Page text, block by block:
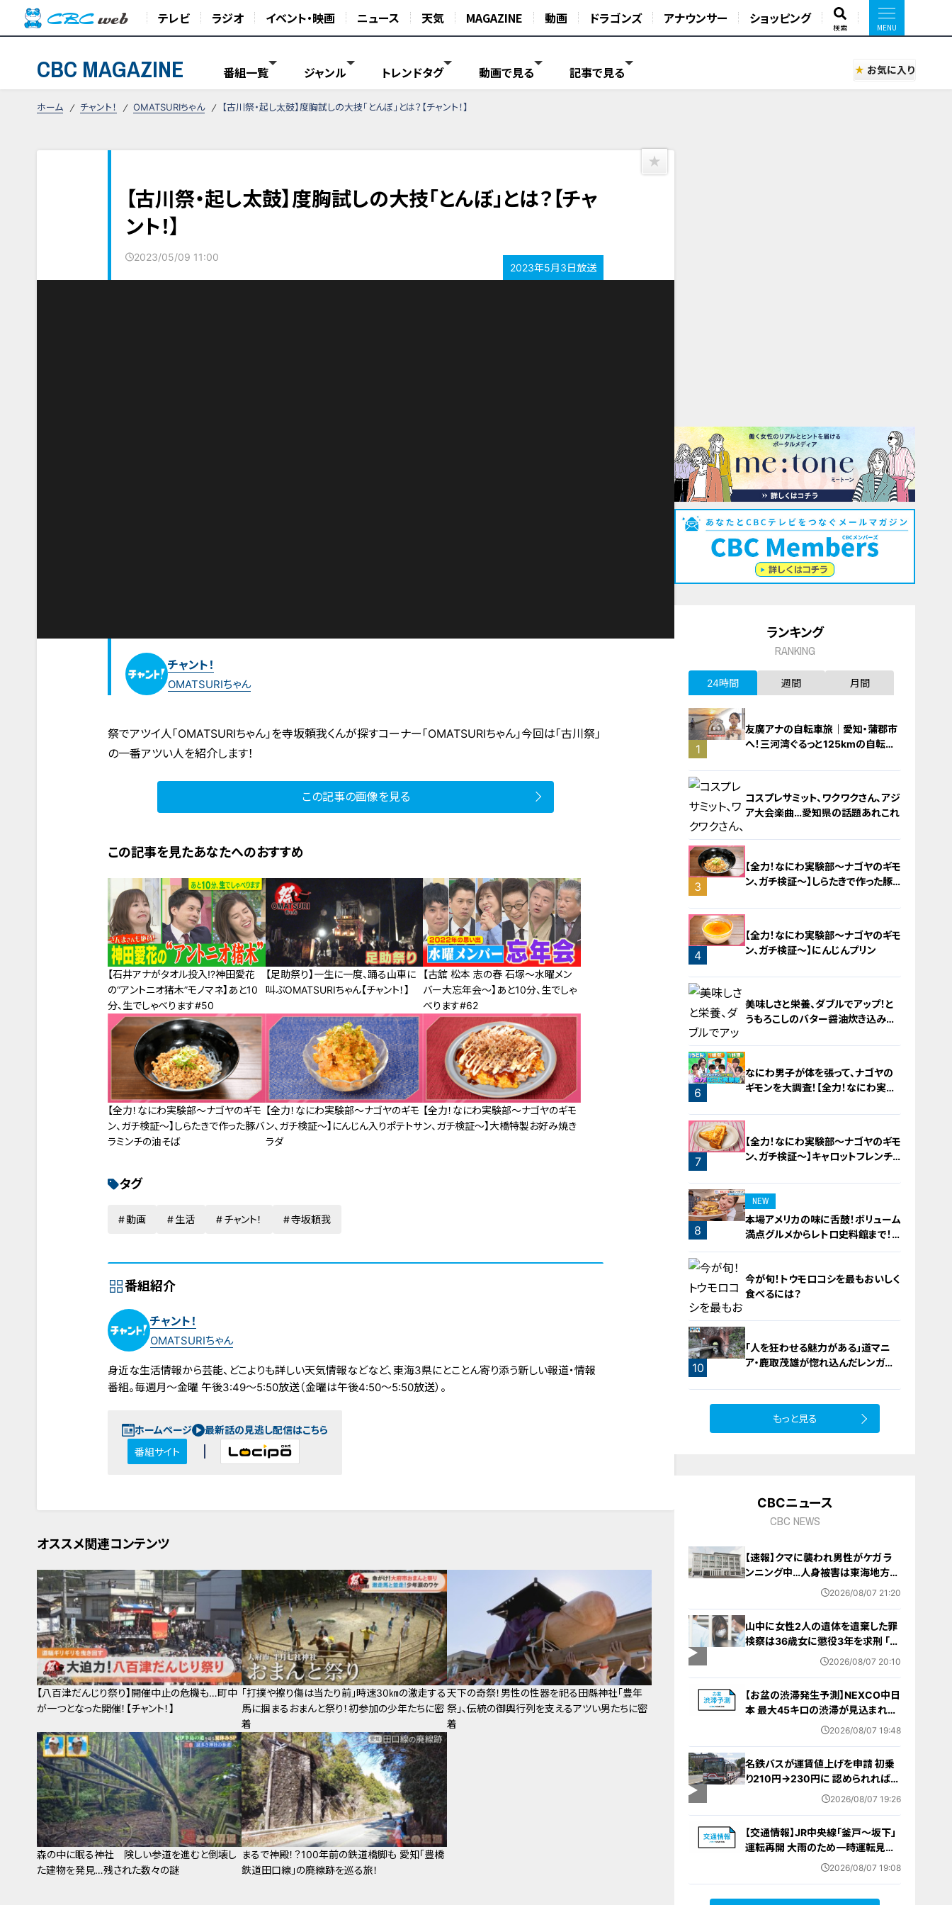
テレビ ラジオ イベント・映画 ニュース 天気 MAGAZINE 動画 ドラゴンズ アナウンサー ショッピング
検索
CBC MAGAZINE 番組一覧 ジャンル トレンドタグ 動画で見る 記事で見る お気に入り
ホーム チャント！ OMATSURIちゃん 【古川祭・起し太鼓】度胸試しの大技「とんぼ」とは？【チャント！】
【古川祭・起し太鼓】度胸試しの大技「とんぼ」とは？【チャ
ント！】
2023/05/09 11:00
2023年5月3日放送
チャント！
OMATSURIちゃん
祭でアツイ人「OMATSURIちゃん」を寺坂頼我くんが探すコーナー「OMATSURIちゃん」今回は「古川祭」
の一番アツい人を紹介します！
この記事の画像を見る
この記事を見たあなたへのおすすめ
【石井アナがタオル投入!?神田愛花
の“アントニオ猪木”モノマネ】あと10
分、生でしゃべります#50
【足助祭り】一生に一度、踊る山車に
叫ぶOMATSURIちゃん【チャント！】
【古舘 松本 志の春 石塚～水曜メン
バー大忘年会～】あと10分、生でしゃ
べります#62
【全力！なにわ実験部～ナゴヤのギモ
ン、ガチ検証～】しらたきで作った豚バ
ラミンチの油そば
【全力！なにわ実験部～ナゴヤのギモ
ン、ガチ検証～】にんじん入りポテトサ
ラダ
【全力！なにわ実験部～ナゴヤのギモ
ン、ガチ検証～】大橋特製お好み焼き
タグ
動画 生活 チャント！ 寺坂頼我
番組紹介
チャント！
OMATSURIちゃん
身近な生活情報から芸能、どこよりも詳しい天気情報などなど、東海3県にとことん寄り添う新しい報道・情報
番組。毎週月～金曜 午後3:49～5:50放送（金曜は午後4:50～5:50放送）。
ホームページ
番組サイト
最新話の見逃し配信はこちら
オススメ関連コンテンツ
【八百津だんじり祭り】開催中止の危機も…町中
が一つとなった開催！【チャント！】
「打撲や擦り傷は当たり前」時速30㎞の激走する
馬に掴まるおまんと祭り！初参加の少年たちに密
着
天下の奇祭！男性の性器を祀る田縣神社「豊年
祭」、伝統の御輿行列を支えるアツい男たちに密
着
森の中に眠る神社 険しい参道を進むと倒壊し
た建物を発見…残された数々の謎
まるで神殿！？100年前の鉄道橋脚も 愛知「豊橋
鉄道田口線」の廃線跡を巡る旅！
ランキング
RANKING
24時間 週間 月間
1
友廣アナの自転車旅｜愛知・蒲郡市
へ！三河湾ぐるっと125kmの自転車
2
コスプレサミット、ワクワクさん、アジ
ア大会楽曲…愛知県の話題あれこれ
3
【全力！なにわ実験部～ナゴヤのギモ
ン、ガチ検証～】しらたきで作った豚
4
【全力！なにわ実験部～ナゴヤのギモ
ン、ガチ検証～】にんじんプリン
5
美味しさと栄養、ダブルでアップ！と
うもろこしのバター醤油炊き込みご
6
なにわ男子が体を張って、ナゴヤの
ギモンを大調査！【全力！なにわ実験
7
【全力！なにわ実験部～ナゴヤのギモ
ン、ガチ検証～】キャロットフレンチ
8
NEW
本場アメリカの味に舌鼓！ボリューム
満点グルメからレトロ史料館まで！
愛知・東海市の感動スポット3選
9
今が旬！トウモロコシを最もおいしく
食べるには？
10
「人を狂わせる魅力がある」道マニ
ア・鹿取茂雄が惚れ込んだレンガの
もっと見る
CBCニュース
CBC NEWS
【速報】クマに襲われ男性がケガ ラ
ンニング中…人身被害は東海地方で
今シーズン初めて 岐阜県高山市
2026/08/07 21:20
山中に女性2人の遺体を遺棄した罪
検察は36歳女に懲役3年を求刑 ｢遺
棄時に近くに居続けたこと自体が重
2026/08/07 20:10
【お盆の渋滞発生予測】NEXCO中日
本 最大45キロの渋滞が見込まれる
区間も… 中央道・東名・新東名・東名
2026/08/07 19:48
名鉄バスが運賃値上げを申請 初乗
り210円→230円に 認められれば
12月から全路線で平均1割程度の値
2026/08/07 19:26
【交通情報】JR中央線「釜戸～坂下」
運転再開 大雨のため一時運転見合
2026/08/07 19:08